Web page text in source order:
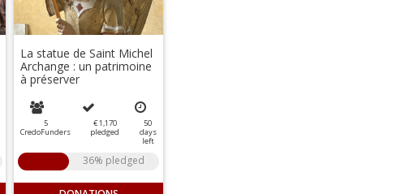
La statue de Saint Michel
Archange : un patrimoine
à préserver
5
CredoFunders
€ 1,170
pledged
50
days
left
36% pledged